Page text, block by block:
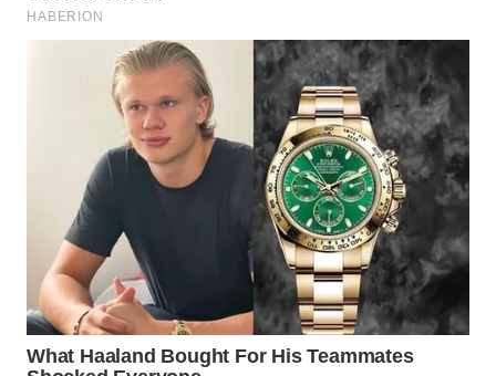
WAHANA
KONSUMEN
LISTRIK
MASYARAKAT
KELISTRIKAN
WALINKI
ID